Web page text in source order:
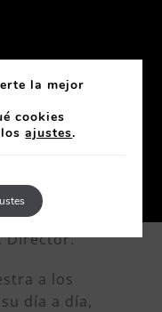
Director.
a los
día a día,
la mejor
cookies
losajustes.